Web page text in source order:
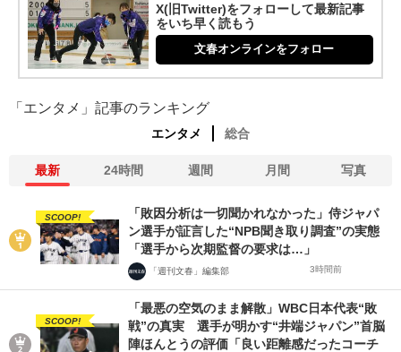
X(旧Twitter)をフォローして最新記事
をいち早く読もう
文春オンラインをフォロー
「エンタメ」記事のランキング
エンタメ 総合
最新 24時間 週間 月間 写真
SCOOP!
「敗因分析は一切聞かれなかった」侍ジャパ
ン選手が証言した“NPB聞き取り調査”の実態
「選手から次期監督の要求は…」
「週刊文春」編集部 3時間前
SCOOP!
「最悪の空気のまま解散」WBC日本代表“敗
戦”の真実 選手が明かす“井端ジャパン”首脳
陣ほんとうの評価「良い距離感だったコーチ